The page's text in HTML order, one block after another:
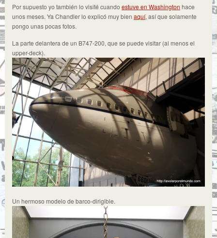
Por supuesto yo también lo visité cuando estuve en Washington hace
unos meses. Ya Chandler lo explicó muy bien aquí, así que solamente
pongo unas pocas fotos.
La parte delantera de un B747-200, que se puede visitar (al menos el
upper-deck).
Un hermoso modelo de barco-dirigible.